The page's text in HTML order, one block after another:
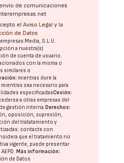
de comunicaciones
elAviso Legal y la
de Datos
Media, S.L.U.
a nuestra(s)
de cuenta de usuario.
con la misma o
similares o
mientras dure la
sea necesario para
especificadasCesión:
a otras empresas del
gestión interna. Derechos:
oposición, supresión,
del tratatamiento y
contacte con
que el tratamiento no
vigente, puede presentar
AEPD. Más información:
de Datos